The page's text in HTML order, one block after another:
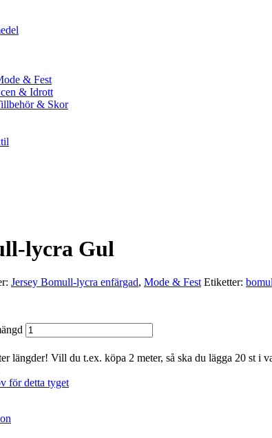
& Fest
& Idrott
& Skor
lycra Gul
Jersey Bomull-lycra enfärgad, Mode & Fest Etiketter:
längder! Vill du t.ex. köpa 2 meter, så ska du lägga 20 st i
för detta tyget